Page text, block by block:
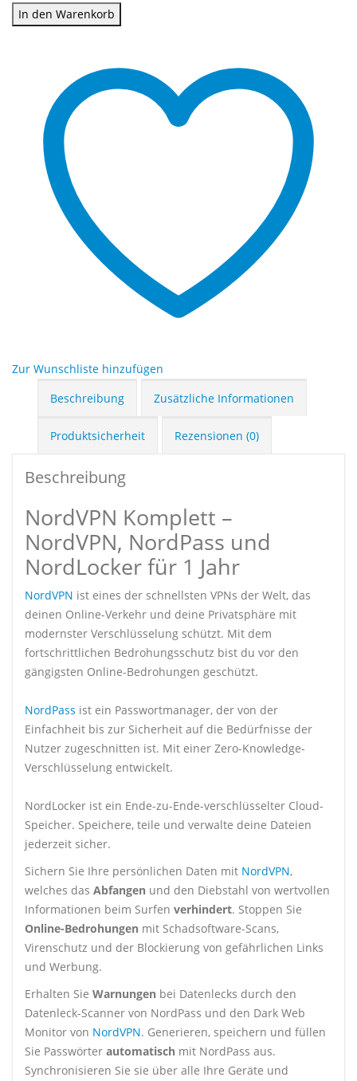
In den Warenkorb
Zur Wunschliste hinzufügen
Beschreibung
Zusätzliche Informationen
Produktsicherheit Rezensionen (0)
Beschreibung
NordVPN Komplett –
NordVPN, NordPass und
NordLocker für 1 Jahr
NordVPN ist eines der schnellsten VPNs der Welt, das
deinen Online-Verkehr und deine Privatsphäre mit
modernster Verschlüsselung schützt. Mit dem
fortschrittlichen Bedrohungsschutz bist du vor den
gängigsten Online-Bedrohungen geschützt.
NordPass ist ein Passwortmanager, der von der
Einfachheit bis zur Sicherheit auf die Bedürfnisse der
Nutzer zugeschnitten ist. Mit einer Zero-Knowledge-
Verschlüsselung entwickelt.
NordLocker ist ein Ende-zu-Ende-verschlüsselter Cloud-
Speicher. Speichere, teile und verwalte deine Dateien
jederzeit sicher.
Sichern Sie Ihre persönlichen Daten mit NordVPN,
welches das Abfangen und den Diebstahl von wertvollen
Informationen beim Surfen verhindert. Stoppen Sie
Online-Bedrohungen mit Schadsoftware-Scans,
Virenschutz und der Blockierung von gefährlichen Links
und Werbung.
Erhalten Sie Warnungen bei Datenlecks durch den
Datenleck-Scanner von NordPass und den Dark Web
Monitor von NordVPN. Generieren, speichern und füllen
Sie Passwörter automatisch mit NordPass aus.
Synchronisieren Sie sie über alle Ihre Geräte und